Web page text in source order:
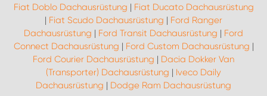
Fiat Doblo Dachausrüstung | Fiat Ducato Dachausrüstung
| Fiat Scudo Dachausrüstung | Ford Ranger
Dachausrüstung | Ford Transit Dachausrüstung | Ford
Connect Dachausrüstung | Ford Custom Dachausrüstung |
Ford Courier Dachausrüstung | Dacia Dokker Van
(Transporter) Dachausrüstung | Iveco Daily
Dachausrüstung | Dodge Ram Dachausrüstung